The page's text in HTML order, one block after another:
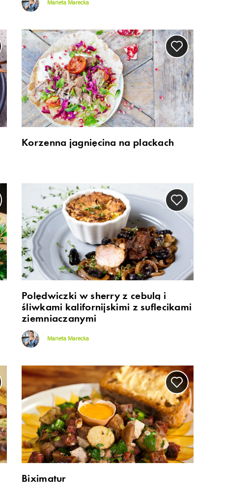
Marieta Marecka
Korzenna jagnięcina na plackach
Polędwiczki w sherry z cebulą i
śliwkami kalifornijskimi z suflecikami
ziemniaczanymi
Marieta Marecka
Biximatur